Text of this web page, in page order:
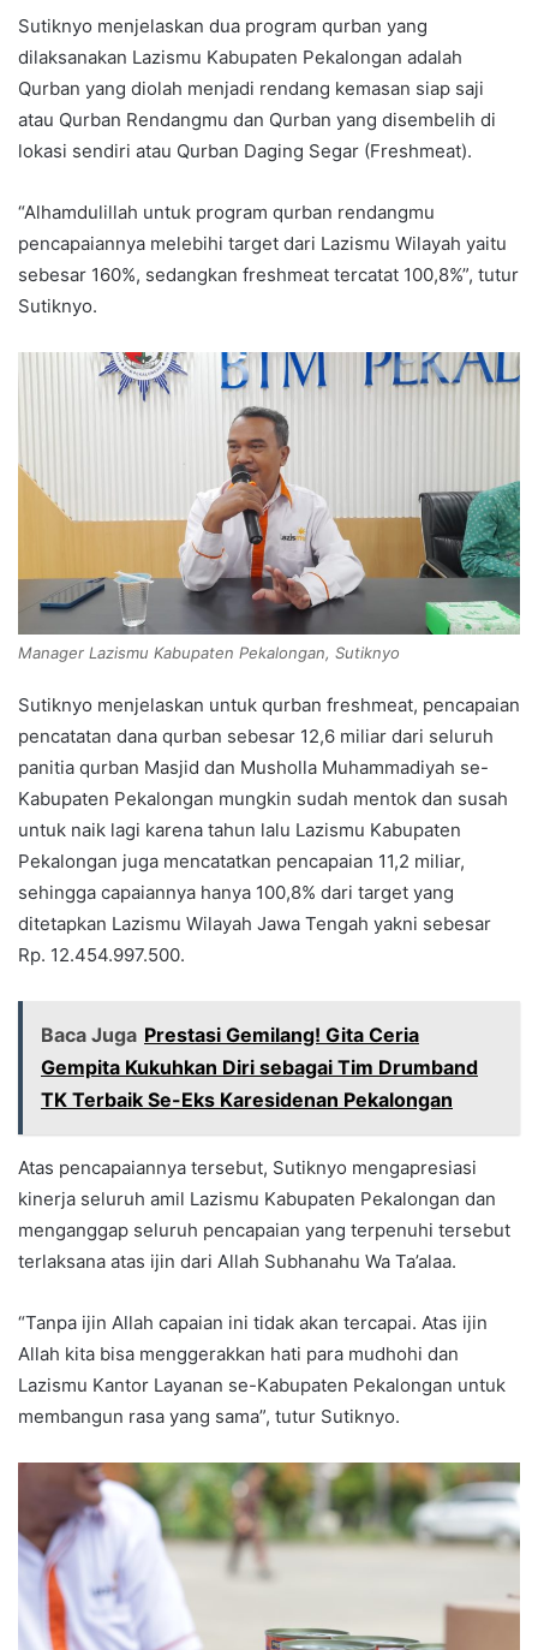
Sutiknyo menjelaskan dua program qurban yang
dilaksanakan Lazismu Kabupaten Pekalongan adalah
Qurban yang diolah menjadi rendang kemasan siap saji
atau Qurban Rendangmu dan Qurban yang disembelih di
lokasi sendiri atau Qurban Daging Segar (Freshmeat).
“Alhamdulillah untuk program qurban rendangmu
pencapaiannya melebihi target dari Lazismu Wilayah yaitu
sebesar 160%, sedangkan freshmeat tercatat 100,8%”, tutur
Sutiknyo.
Manager Lazismu Kabupaten Pekalongan, Sutiknyo
Sutiknyo menjelaskan untuk qurban freshmeat, pencapaian
pencatatan dana qurban sebesar 12,6 miliar dari seluruh
panitia qurban Masjid dan Musholla Muhammadiyah se-
Kabupaten Pekalongan mungkin sudah mentok dan susah
untuk naik lagi karena tahun lalu Lazismu Kabupaten
Pekalongan juga mencatatkan pencapaian 11,2 miliar,
sehingga capaiannya hanya 100,8% dari target yang
ditetapkan Lazismu Wilayah Jawa Tengah yakni sebesar
Rp. 12.454.997.500.
Baca Juga Prestasi Gemilang! Gita Ceria
Gempita Kukuhkan Diri sebagai Tim Drumband
TK Terbaik Se-Eks Karesidenan Pekalongan
Atas pencapaiannya tersebut, Sutiknyo mengapresiasi
kinerja seluruh amil Lazismu Kabupaten Pekalongan dan
menganggap seluruh pencapaian yang terpenuhi tersebut
terlaksana atas ijin dari Allah Subhanahu Wa Ta’alaa.
“Tanpa ijin Allah capaian ini tidak akan tercapai. Atas ijin
Allah kita bisa menggerakkan hati para mudhohi dan
Lazismu Kantor Layanan se-Kabupaten Pekalongan untuk
membangun rasa yang sama”, tutur Sutiknyo.